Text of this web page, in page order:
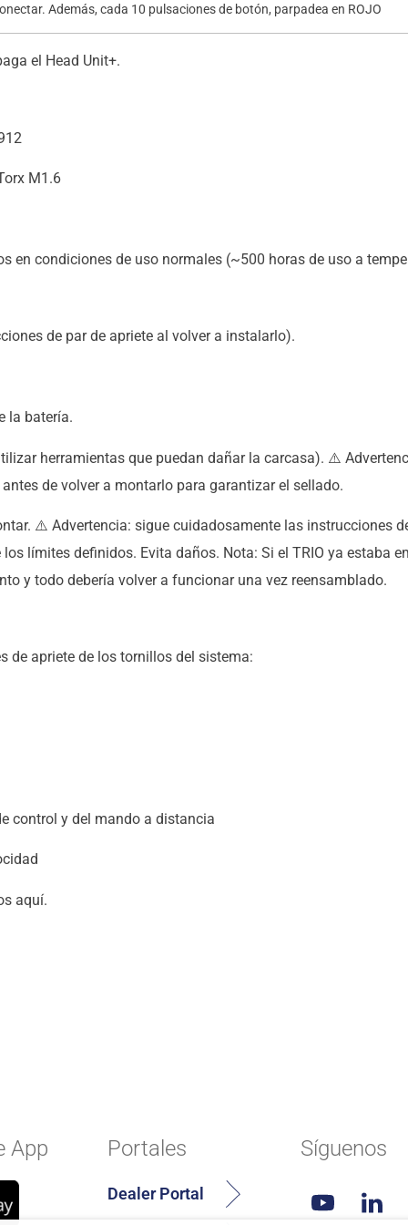
Además, cada 10 pulsaciones de botón, parpadea en ROJO
el Head Unit+.
M1.6
en condiciones de uso normales (~500 horas de uso a
de par de apriete al volver a instalarlo).
la batería.
herramientas que puedan dañar la carcasa). ⚠️
de volver a montarlo para garantizar el sellado.
⚠️ Advertencia: sigue cuidadosamente las instrucciones
límites definidos. Evita daños. Nota: Si el TRIO ya estaba
y todo debería volver a funcionar una vez reensamblado.
de apriete de los tornillos del sistema:
control y del mando a distancia
aquí.
App Portales
Dealer Portal
Síguenos